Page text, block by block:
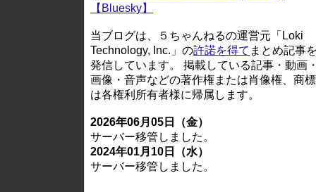
【Bluesky】
当ブログは、５ちゃんねるの運営元「Loki
Technology, Inc.」の許諾を得て まとめ記事を
発信しています。 掲載している記事・動画・
画像・音声などの著作権または肖像権、商
は各権利所有者様に帰属します。
2026年06月05日（金）
サーバー移管しました。
2024年01月10日（水）
サーバー移管しました。